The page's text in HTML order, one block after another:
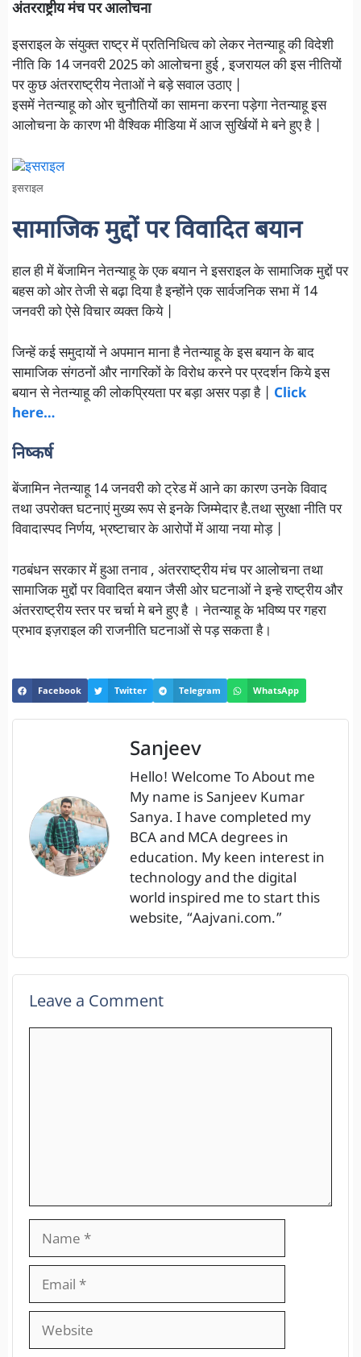
अंतरराष्ट्रीय मंच पर आलोचना
इसराइल के संयुक्त राष्ट्र में प्रतिनिधित्व को लेकर नेतन्याहू की विदेशी
नीति कि 14 जनवरी 2025 को आलोचना हुई , इजरायल की इस नीतियों
पर कुछ अंतरराष्ट्रीय नेताओं ने बड़े सवाल उठाए |
इसमें नेतन्याहू को ओर चुनौतियों का सामना करना पड़ेगा नेतन्याहू इस
आलोचना के कारण भी वैश्विक मीडिया में आज सुर्खियों मे बने हुए है |
इसराइल
सामाजिक मुद्दों पर विवादित बयान
हाल ही में बेंजामिन नेतन्याहू के एक बयान ने इसराइल के सामाजिक मुद्दों पर
बहस को ओर तेजी से बढ़ा दिया है इन्होंने एक सार्वजनिक सभा में 14
जनवरी को ऐसे विचार व्यक्त किये |
जिन्हें कई समुदायों ने अपमान माना है नेतन्याहू के इस बयान के बाद
सामाजिक संगठनों और नागरिकों के विरोध करने पर प्रदर्शन किये इस
बयान से नेतन्याहू की लोकप्रियता पर बड़ा असर पड़ा है | Click
here…
निष्कर्ष
बेंजामिन नेतन्याहू 14 जनवरी को ट्रेड में आने का कारण उनके विवाद
तथा उपरोक्त घटनाएं मुख्य रूप से इनके जिम्मेदार है.तथा सुरक्षा नीति पर
विवादास्पद निर्णय, भ्रष्टाचार के आरोपों में आया नया मोड़ |
गठबंधन सरकार में हुआ तनाव , अंतरराष्ट्रीय मंच पर आलोचना तथा
सामाजिक मुद्दों पर विवादित बयान जैसी ओर घटनाओं ने इन्हे राष्ट्रीय और
अंतरराष्ट्रीय स्तर पर चर्चा मे बने हुए है । नेतन्याहू के भविष्य पर गहरा
प्रभाव इज़राइल की राजनीति घटनाओं से पड़ सकता है।
Facebook Twitter Telegram WhatsApp
Sanjeev
Hello! Welcome To About me
My name is Sanjeev Kumar
Sanya. I have completed my
BCA and MCA degrees in
education. My keen interest in
technology and the digital
world inspired me to start this
website, “Aajvani.com.”
Leave a Comment